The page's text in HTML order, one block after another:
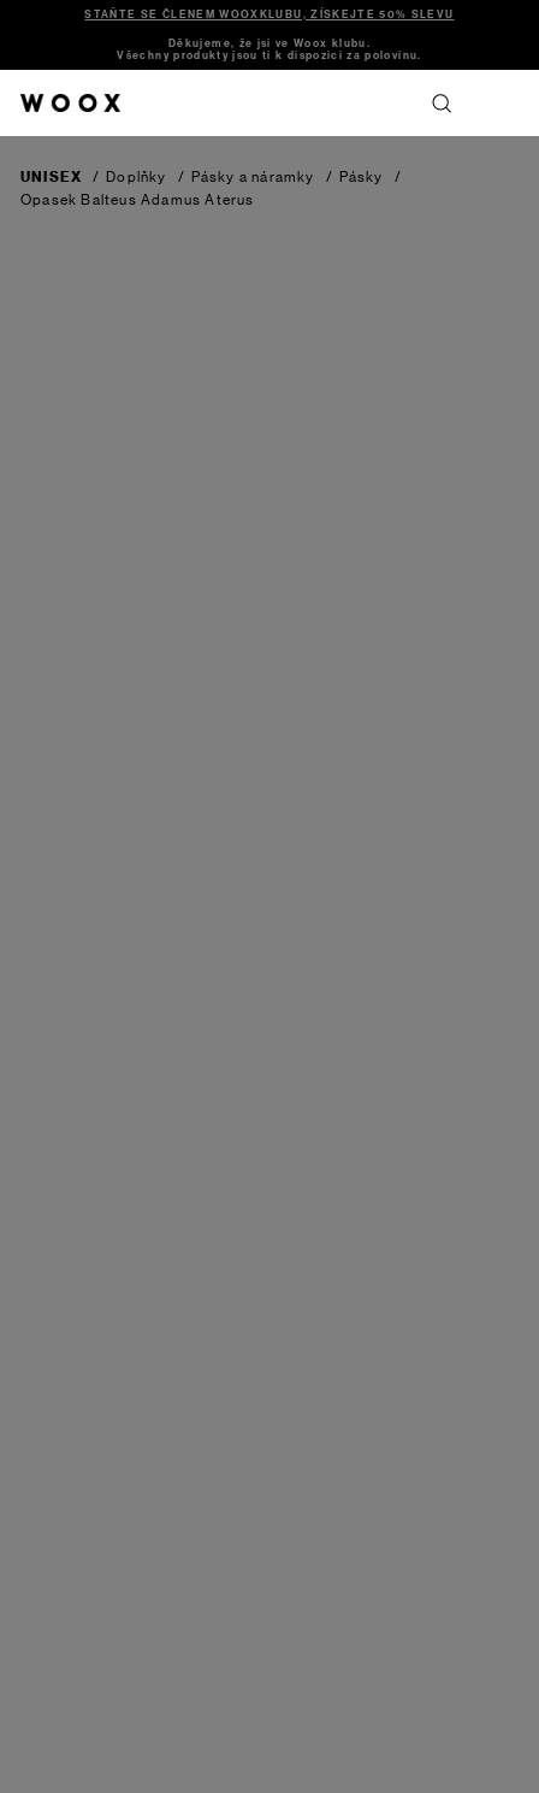
STAŇTE SE ČLENEM WOOXKLUBU, ZÍSKEJTE 50% SLEVU
Děkujeme, že jsi ve Woox klubu.
Všechny produkty jsou ti k dispozici za polovinu.
UNISEX / Doplňky / Pásky a náramky / Pásky
/
Opasek Balteus Adamus Aterus